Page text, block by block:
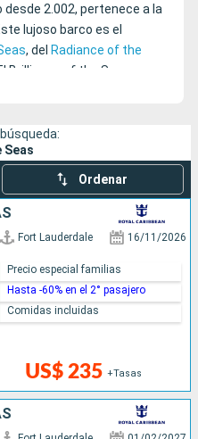
desde 2.002, pertenece a la
lujoso barco es el
, del Radiance of the
Brilliance of the Seas es
abiertos y su
Seas
Ordenar
Fort Lauderdale 16/11/2026
US$ 235 +Tasas
Precio especial familias
Hasta -60% en el 2° pasajero
Comidas incluidas